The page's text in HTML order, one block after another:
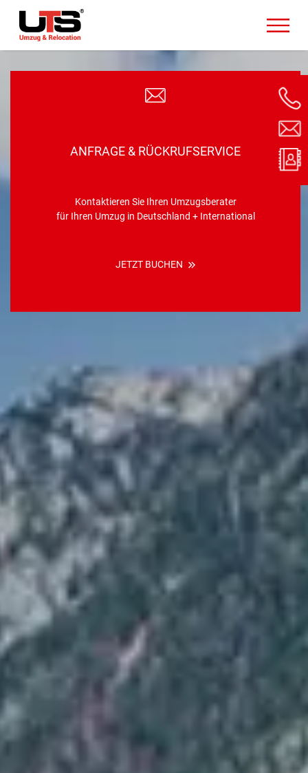
ANFRAGE & RÜCKRUFSERVICE
Kontaktieren Sie Ihren Umzugsberater
für Ihren Umzug in Deutschland + International
JETZT BUCHEN